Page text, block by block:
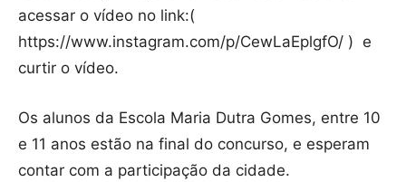
acessar o vídeo no link:(
https://www.instagram.com/p/CewLaEplgfO/ ) e
curtir o vídeo.
Os alunos da Escola Maria Dutra Gomes, entre 10
e 11 anos estão na final do concurso, e esperam
contar com a participação da cidade.